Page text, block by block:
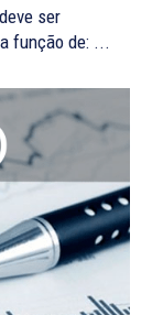
ser
compatível com o plano plurianual e tem a função de: ...